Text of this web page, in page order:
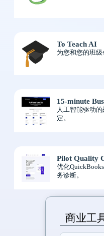
To Teach AI
为您和您的班
15-minute
人工智能驱动
定。
Pilot Quality
优化
务诊断。
商业工